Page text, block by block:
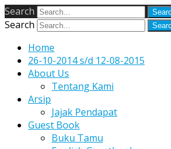
Search
Search
Home
26-10-2014 s/d 12-08-2015
About Us
Tentang Kami
Arsip
Jajak Pendapat
Guest Book
Buku Tamu